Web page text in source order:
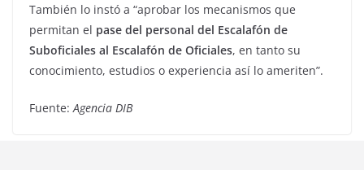
También lo instó a “aprobar los mecanismos que
permitan el pase del personal del Escalafón de
Suboficiales al Escalafón de Oficiales, en tanto su
conocimiento, estudios o experiencia así lo ameriten”.
Fuente: Agencia DIB